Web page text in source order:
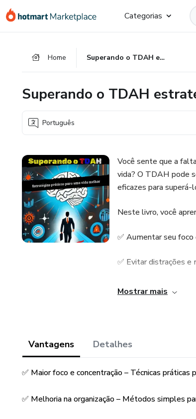
para
para
para
Categorias
Home Superando o TDAH estratégias práticas para uma vida melhor
Superando o TDAH
Português
Você sente que a
vida? O TDAH pode
eficazes para superá-
Neste livro, você
✅ Aumentar seu
✅ Evitar distrações e
✅ Controlar a
deseja tomar as
Está na hora de
Mostrar mais
Vantagens Detalhes
✅ Maior foco e concentração – Técnicas
✅ Melhoria na organização – Métodos simples